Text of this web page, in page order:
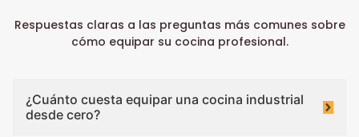
Respuestas claras a las preguntas más comunes sobre
cómo equipar su cocina profesional.
¿Cuánto cuesta equipar una cocina industrial
desde cero?